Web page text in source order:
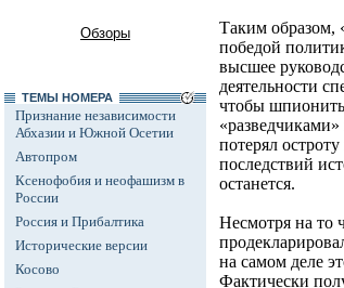
Обзоры
ТЕМЫ НОМЕРА
Признание независимости
Абхазии и Южной Осетии
Автопром
Ксенофобия и неофашизм в
России
Россия и Прибалтика
Исторические версии
Косово
Таким образом,
победой
высшее
деятельности
чтобы шпионить
потерял
последствий
останется.
Несмотря на то
на самом деле
Фактически